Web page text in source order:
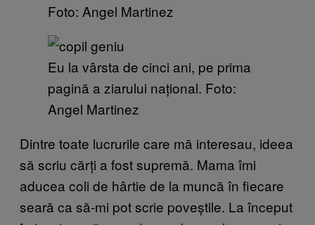
Foto: Angel Martinez
Eu la vârsta de cinci ani, pe prima
pagină a ziarului național. Foto:
Angel Martinez
Dintre toate lucrurile care mă interesau, ideea
să scriu cărți a fost supremă. Mama îmi
aducea coli de hârtie de la muncă în fiecare
seară ca să-mi pot scrie poveștile. La început